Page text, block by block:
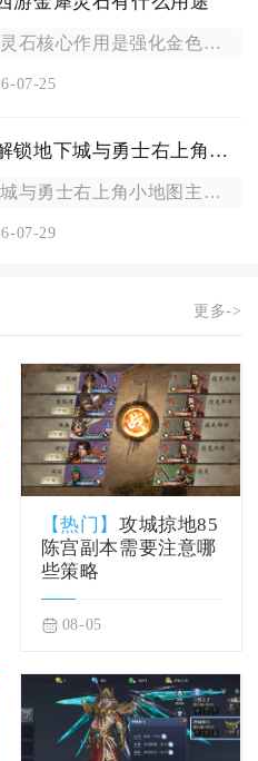
金犀灵石核心作用是强化金色神器装备以及0至4等级灵器，是中后...
07-25
如何解锁地下城与勇士右上角地图
地下城与勇士右上角小地图主要通过界面编辑模式恢复显示，其次调...
07-29
更多->
【热门】攻城掠地85
陈宫副本需要注意哪
些策略
08-05